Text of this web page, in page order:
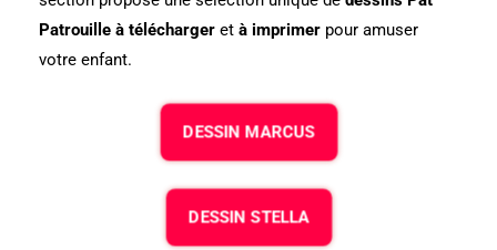
Patrouille à télécharger et à imprimer pour amuser
votre enfant.
DESSIN MARCUS
DESSIN STELLA